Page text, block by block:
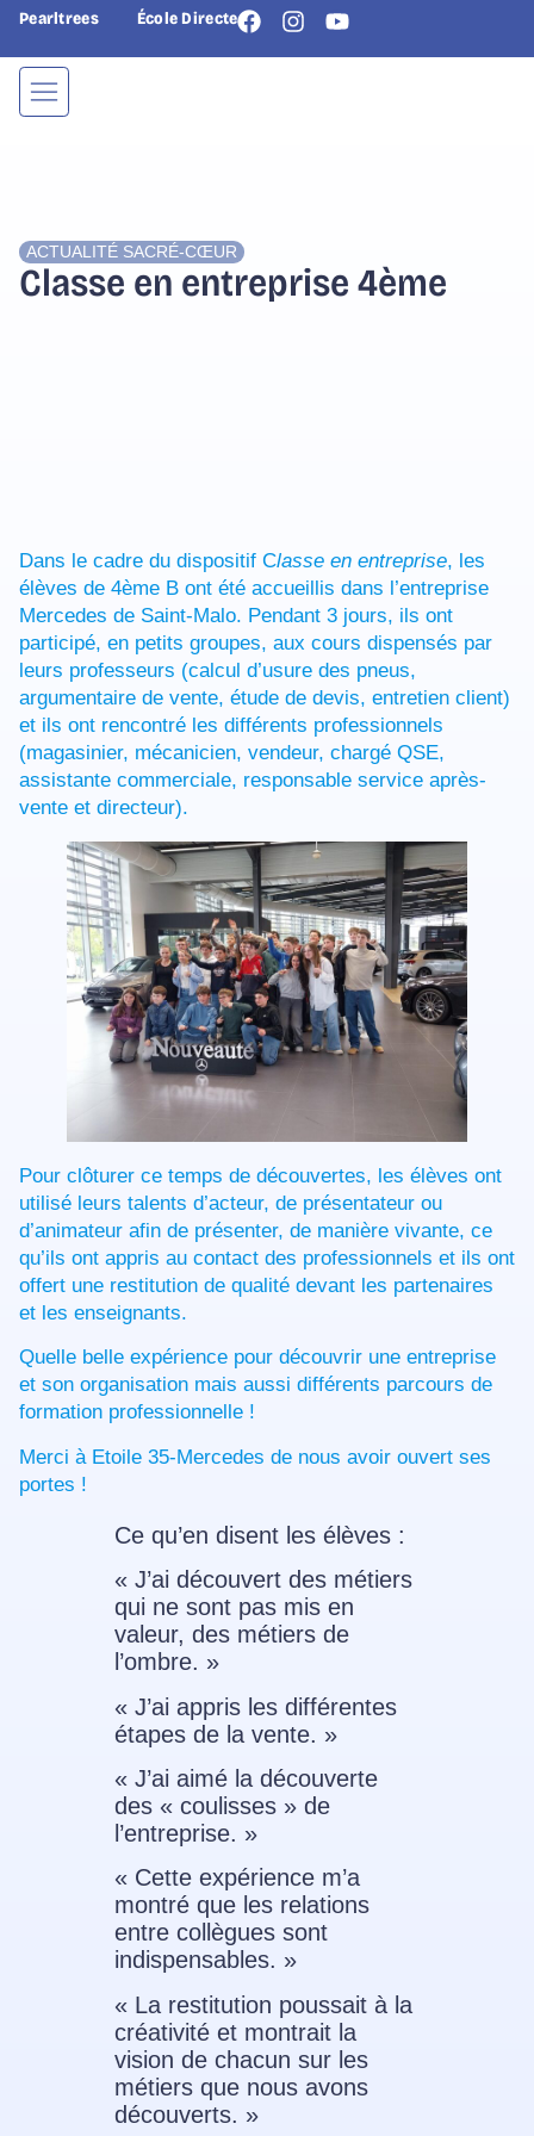
Pearltrees École Directe
ACTUALITÉ SACRÉ-CŒUR
Classe en entreprise 4ème
Dans le cadre du dispositif Classe en entreprise, les
élèves de 4ème B ont été accueillis dans l’entreprise
Mercedes de Saint-Malo. Pendant 3 jours, ils ont
participé, en petits groupes, aux cours dispensés par
leurs professeurs (calcul d’usure des pneus,
argumentaire de vente, étude de devis, entretien client)
et ils ont rencontré les différents professionnels
(magasinier, mécanicien, vendeur, chargé QSE,
assistante commerciale, responsable service après-
vente et directeur).
Pour clôturer ce temps de découvertes, les élèves ont
utilisé leurs talents d’acteur, de présentateur ou
d’animateur afin de présenter, de manière vivante, ce
qu’ils ont appris au contact des professionnels et ils ont
offert une restitution de qualité devant les partenaires
et les enseignants.
Quelle belle expérience pour découvrir une entreprise
et son organisation mais aussi différents parcours de
formation professionnelle !
Merci à Etoile 35-Mercedes de nous avoir ouvert ses
portes !
Ce qu’en disent les élèves :
« J’ai découvert des métiers
qui ne sont pas mis en
valeur, des métiers de
l’ombre. »
« J’ai appris les différentes
étapes de la vente. »
« J’ai aimé la découverte
des « coulisses » de
l’entreprise. »
« Cette expérience m’a
montré que les relations
entre collègues sont
indispensables. »
« La restitution poussait à la
créativité et montrait la
vision de chacun sur les
métiers que nous avons
découverts. »